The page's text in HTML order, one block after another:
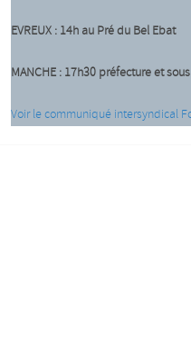
EVREUX : 14h au Pré du Bel Ebat
MANCHE : 17h30 préfecture et
Voir le communiqué intersyndical